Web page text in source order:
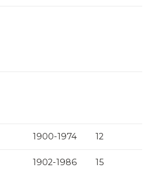
1900-1974 12
1902-1986 15